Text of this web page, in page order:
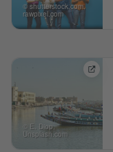
© shutterstock.com,
rawpixel.com
© E. Diop,
Unsplash.com